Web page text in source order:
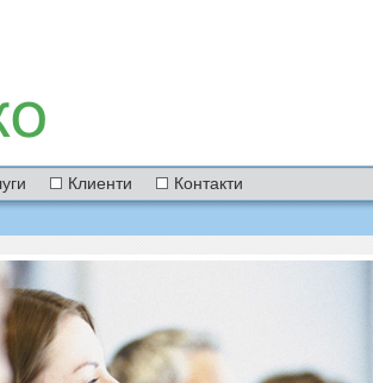
Клиенти Контакти